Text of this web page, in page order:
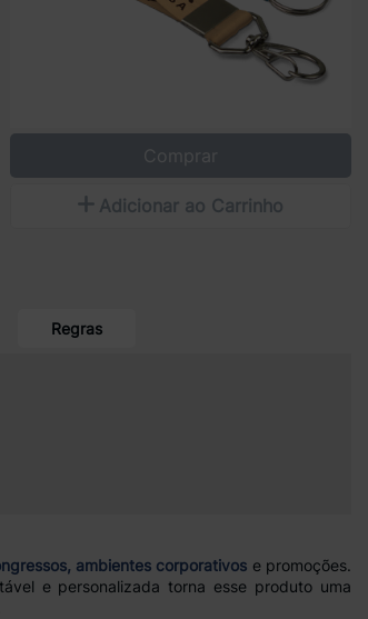
Comprar
Adicionar ao Carrinho
Regras
ambientes corporativos e promoções.
e personalizada torna esse produto uma